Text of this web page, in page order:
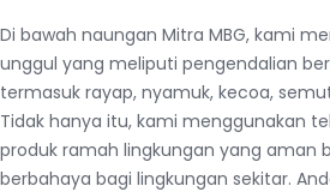
Di bawah naungan Mitra MBG, kami
unggul yang meliputi pengendalian
termasuk rayap, nyamuk, kecoa,
Tidak hanya itu, kami menggunakan
produk ramah lingkungan yang aman
berbahaya bagi lingkungan sekitar.